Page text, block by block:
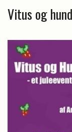
Vitus og